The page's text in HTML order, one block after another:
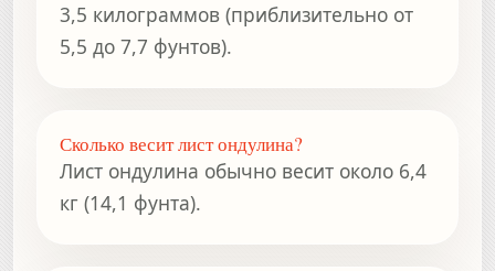
3,5 килограммов (приблизительно от
5,5 до 7,7 фунтов).
Сколько весит лист ондулина?
Лист ондулина обычно весит около 6,4
кг (14,1 фунта).